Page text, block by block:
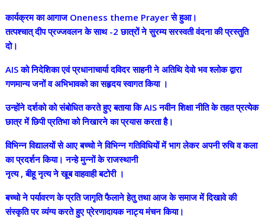
कार्यक्रम का आगाज Oneness theme Prayer से हुआ।
तत्पश्चात् दीप प्रज्जवलन के साथ -2 छात्रों ने सुरम्य सरस्वती वंदना की प्रस्तुति
दो।
AIS को निदेशिका एवं प्रधानाचार्या दविदर साहनी ने अतिथि देवो भव श्लोक द्वारा
गणमान्य जनों व अभिभावको का सहृदय स्वागत किया ।
उन्होंने दर्शको को संबोधित करते हुए बताया कि AIS नवीन शिक्षा नीति के तहत प्रत्येक
छात्र में छिपी प्रतिभा को निखारने का प्रयास करता है।
विभिन्न वि‌द्यालयों से आए बच्चो ने विभिन्न गतिविधियों में भाग लेकर अपनी रुचि व कला
का प्रदर्शन किया। नन्हे मुन्नों के राजस्थानी
नृत्य , बीहू नृत्य ने खूब वाहवाही बटोरी ।
बच्चो ने पर्यावरण के प्रति जागृति फैलाने हेतु तथा आज के समाज में दिखावे की
संस्कृति पर व्यंग्य करते हुए प्रेरणादायक नाट्य मंचन किया।